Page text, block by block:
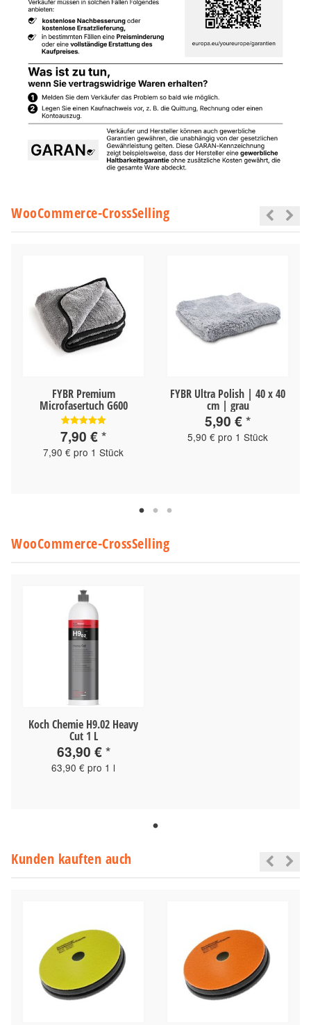
WooCommerce-CrossSelling
FYBR Premium
Microfasertuch G600
7,90 €*
7,90 € pro 1 Stück
FYBR Ultra Polish | 40 x 40
cm | grau
5,90 €*
5,90 € pro 1 Stück
WooCommerce-CrossSelling
Koch Chemie H9.02 Heavy
Cut 1 L
63,90 €*
63,90 € pro 1 l
Kunden kauften auch